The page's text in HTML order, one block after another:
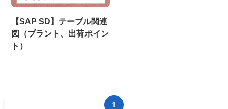
【SAP SD】テーブル関連
図（プラント、出荷ポイン
ト）
1